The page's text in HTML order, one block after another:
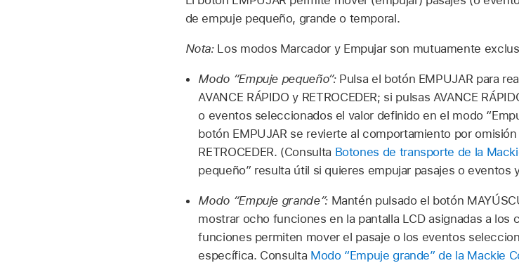
de empuje pequeño, grande o temporal.
Nota: Los modos Marcador y Empujar son mutuamente
Modo “Empuje pequeño”: Pulsa el botón EMPUJAR para
AVANCE RÁPIDO y RETROCEDER; si pulsas AVANCE
o eventos seleccionados el valor definido en el modo
botón EMPUJAR se revierte al comportamiento por
RETROCEDER. (Consulta Botones de transporte de la
pequeño” resulta útil si quieres empujar pasajes o
Modo “Empuje grande”: Mantén pulsado el botón
mostrar ocho funciones en la pantalla LCD asignadas a
funciones permiten mover el pasaje o los eventos
específica. Consulta Modo “Empuje grande” de la Mackie